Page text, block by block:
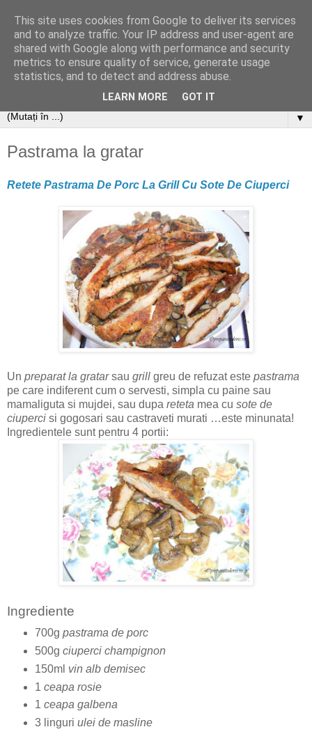
▼
Pastrama la gratar
Retete Pastrama De Porc La Grill Cu Sote De Ciuperci
Un preparat la gratarsau grill greu de refuzat este pastrama
pe care indiferent cum o servesti, simpla cu paine sau
mamaliguta si mujdei, sau dupa reteta mea cu sote de
ciuperci si gogosari sau castraveti murati …este minunata!
Ingredientele sunt pentru 4 portii:
Ingrediente
700g pastrama de porc
500g ciuperci champignon
150ml vin alb demisec
1 ceapa rosie
1 ceapa galbena
3 linguri ulei de masline
This site uses cookies from Google to deliver its services
and to analyze traffic. Your IP address and user-agent are
shared with Google along with performance and security
metrics to ensure quality of service, generate usage
statistics, and to detect and address abuse.
LEARN MORE GOT IT